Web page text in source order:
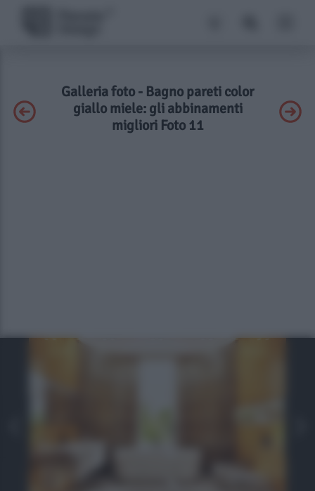
Galleria foto - Bagno pareti color
giallo miele: gli abbinamenti
migliori Foto 11